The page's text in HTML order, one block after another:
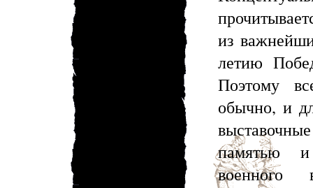
из
летию
Поэтому
обычно, и
памятью и
военного